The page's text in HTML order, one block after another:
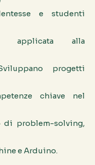
e studenti
applicata alla
progetti
chiave nel
di problem-solving,
e Arduino.